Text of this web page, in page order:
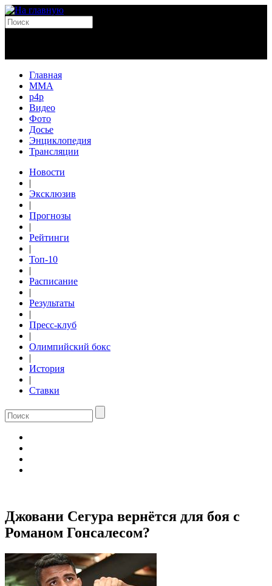
Главная
MMA
p4p
Видео
Фото
Досье
Энциклопедия
Трансляции
Новости
|
Эксклюзив
|
Прогнозы
|
Рейтинги
|
Топ-10
|
Расписание
|
Результаты
|
Пресс-клуб
|
Олимпийский бокс
|
История
|
Ставки
Джовани Сегура вернётся для боя с
Романом Гонсалесом?